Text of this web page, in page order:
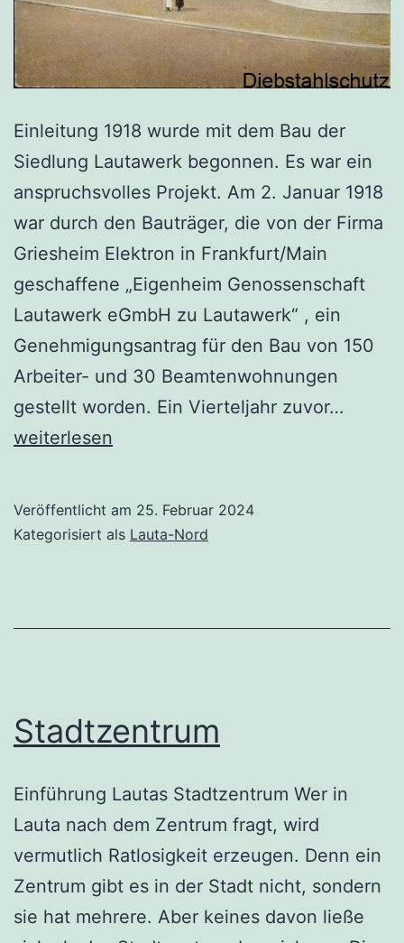
Einleitung 1918 wurde mit dem Bau der
Siedlung Lautawerk begonnen. Es war ein
anspruchsvolles Projekt. Am 2. Januar 1918
war durch den Bauträger, die von der Firma
Griesheim Elektron in Frankfurt/Main
geschaffene „Eigenheim Genossenschaft
Lautawerk eGmbH zu Lautawerk“ , ein
Genehmigungsantrag für den Bau von 150
Arbeiter- und 30 Beamtenwohnungen
gestellt worden. Ein Vierteljahr zuvor…
weiterlesen
Veröffentlicht am 25. Februar 2024
Kategorisiert als Lauta-Nord
Stadtzentrum
Einführung Lautas Stadtzentrum Wer in
Lauta nach dem Zentrum fragt, wird
vermutlich Ratlosigkeit erzeugen. Denn ein
Zentrum gibt es in der Stadt nicht, sondern
sie hat mehrere. Aber keines davon ließe